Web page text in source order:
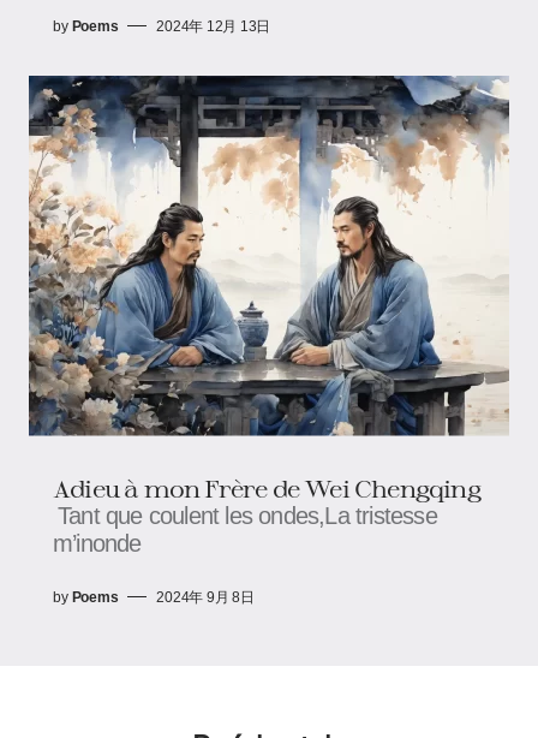
by Poems 2024年 12月 13日
Adieu à mon Frère de Wei Chengqing
Tant que coulent les ondes,La tristesse
m’inonde
by Poems 2024年 9月 8日